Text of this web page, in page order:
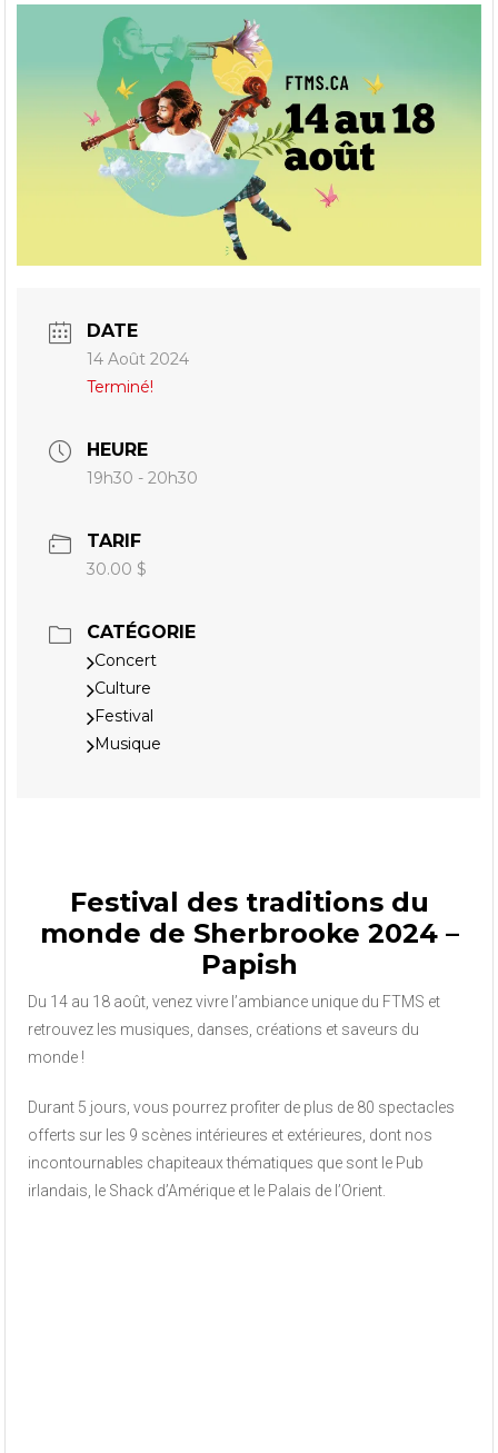
DATE
14 Août 2024
Terminé!
HEURE
19h30 - 20h30
TARIF
30.00 $
CATÉGORIE
Concert
Culture
Festival
Musique
Festival des traditions du
monde de Sherbrooke 2024 –
Papish
Du 14 au 18 août, venez vivre l’ambiance unique du FTMS et
retrouvez les musiques, danses, créations et saveurs du
monde !
Durant 5 jours, vous pourrez profiter de plus de 80 spectacles
offerts sur les 9 scènes intérieures et extérieures, dont nos
incontournables chapiteaux thématiques que sont le Pub
irlandais, le Shack d’Amérique et le Palais de l’Orient.